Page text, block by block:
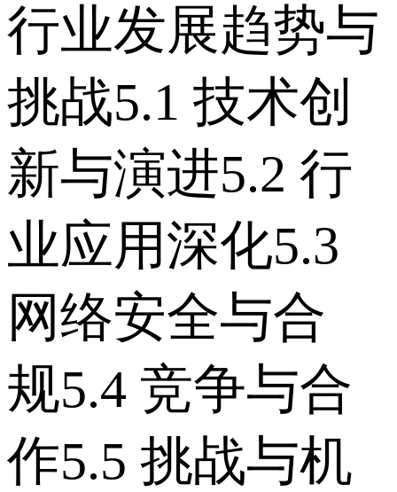
行业发展趋势与
挑战 5.1 技术创
新与演进 5.2 行
业应用深化 5.3
网络安全与合
规 5.4 竞争与合
作 5.5 挑战与机